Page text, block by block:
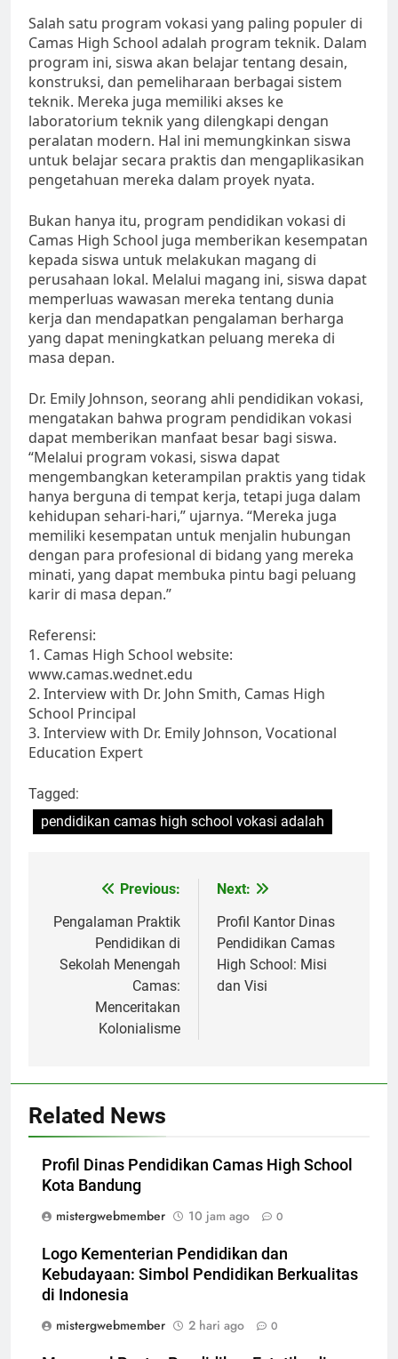
Salah satu program vokasi yang paling populer di
Camas High School adalah program teknik. Dalam
program ini, siswa akan belajar tentang desain,
konstruksi, dan pemeliharaan berbagai sistem
teknik. Mereka juga memiliki akses ke
laboratorium teknik yang dilengkapi dengan
peralatan modern. Hal ini memungkinkan siswa
untuk belajar secara praktis dan mengaplikasikan
pengetahuan mereka dalam proyek nyata.
Bukan hanya itu, program pendidikan vokasi di
Camas High School juga memberikan kesempatan
kepada siswa untuk melakukan magang di
perusahaan lokal. Melalui magang ini, siswa dapat
memperluas wawasan mereka tentang dunia
kerja dan mendapatkan pengalaman berharga
yang dapat meningkatkan peluang mereka di
masa depan.
Dr. Emily Johnson, seorang ahli pendidikan vokasi,
mengatakan bahwa program pendidikan vokasi
dapat memberikan manfaat besar bagi siswa.
“Melalui program vokasi, siswa dapat
mengembangkan keterampilan praktis yang tidak
hanya berguna di tempat kerja, tetapi juga dalam
kehidupan sehari-hari,” ujarnya. “Mereka juga
memiliki kesempatan untuk menjalin hubungan
dengan para profesional di bidang yang mereka
minati, yang dapat membuka pintu bagi peluang
karir di masa depan.”
Referensi:
1. Camas High School website:
www.camas.wednet.edu
2. Interview with Dr. John Smith, Camas High
School Principal
3. Interview with Dr. Emily Johnson, Vocational
Education Expert
Tagged:
pendidikan camas high school vokasi adalah
Navigasi
pos
Previous:
Pengalaman Praktik
Pendidikan di
Sekolah Menengah
Camas:
Menceritakan
Kolonialisme
Next:
Profil Kantor Dinas
Pendidikan Camas
High School: Misi
dan Visi
Related News
Profil Dinas Pendidikan Camas High School
Kota Bandung
mistergwebmember
10 jam ago 0
Logo Kementerian Pendidikan dan
Kebudayaan: Simbol Pendidikan Berkualitas
di Indonesia
mistergwebmember
2 hari ago 0